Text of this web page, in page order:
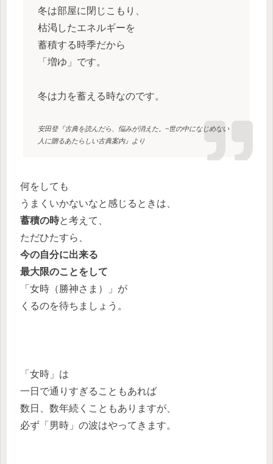
冬は部屋に閉じこもり、
枯渇したエネルギーを
蓄積する時季だから
「増ゆ」です。
冬は力を蓄える時なのです。
安田登『古典を読んだら、悩みが消えた。~世の中になじめない
人に贈るあたらしい古典案内』より
何をしても
うまくいかないなと感じるときは、
蓄積の時と考えて、
ただひたすら、
今の自分に出来る
最大限のことをして
「女時（勝神さま）」が
くるのを待ちましょう。
「女時」は
一日で通りすぎることもあれば
数日、数年続くこともありますが、
必ず「男時」の波はやってきます。